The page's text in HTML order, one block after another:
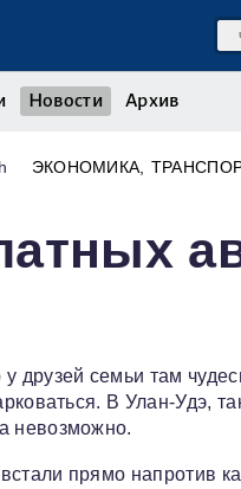
Новости Архив
ЭКОНОМИКА
друзей семьи там
В Улан-Удэ,
невозможно.
прямо напротив